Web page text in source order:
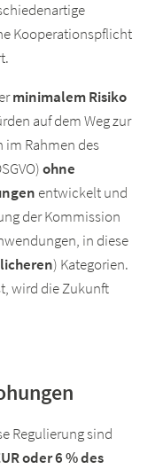
Kooperationspflicht
minimalem Risiko
auf dem Weg zur
im Rahmen des
ohne
entwickelt und
der Kommission
in diese
) Kategorien.
wird die Zukunft
Regulierung sind
oder 6 % des